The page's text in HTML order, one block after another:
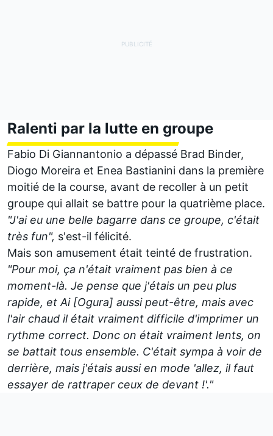
Ralenti par la lutte en groupe
Fabio Di Giannantonio a dépassé Brad Binder,
Diogo Moreira et Enea Bastianini dans la première
moitié de la course, avant de recoller à un petit
groupe qui allait se battre pour la quatrième place.
"J'ai eu une belle bagarre dans ce groupe, c'était
très fun", s'est-il félicité.
Mais son amusement était teinté de frustration.
"Pour moi, ça n'était vraiment pas bien à ce
moment-là. Je pense que j'étais un peu plus
rapide, et Ai [Ogura] aussi peut-être, mais avec
l'air chaud il était vraiment difficile d'imprimer un
rythme correct. Donc on était vraiment lents, on
se battait tous ensemble. C'était sympa à voir de
derrière, mais j'étais aussi en mode 'allez, il faut
essayer de rattraper ceux de devant !'."